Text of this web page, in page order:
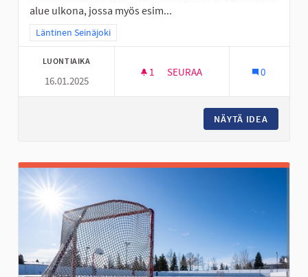
alue ulkona, jossa myös esim...
Rajaa tulokset teeman mukaan: Läntinen Seinäjoki
Läntinen Seinäjoki
LUONTIAIKA
16.01.2025
1 1 SEURAAJA
SEURAA 0
NÄYTÄ IDEA